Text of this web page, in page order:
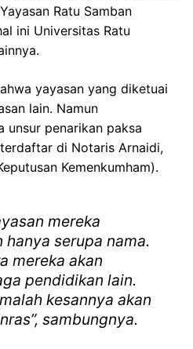
Ratu Samban
ini Universitas Ratu
yayasan yang diketuai
lain. Namun
unsur penarikan paksa
di Notaris Arnaidi,
Kemenkumham).
mereka
serupa nama.
mereka akan
pendidikan lain.
kesannya akan
sambungnya.